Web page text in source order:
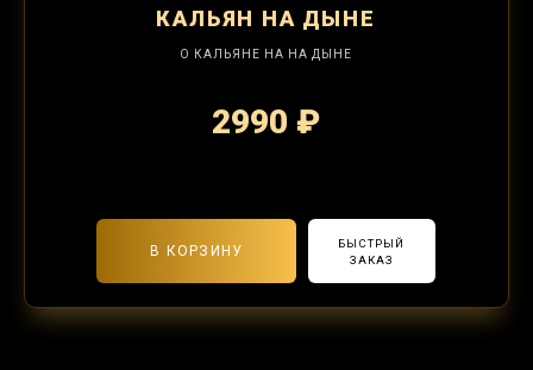
КАЛЬЯН НА ДЫНЕ
О КАЛЬЯНЕ НА НА ДЫНЕ
2990 ₽
В КОРЗИНУ
БЫСТРЫЙ
ЗАКАЗ